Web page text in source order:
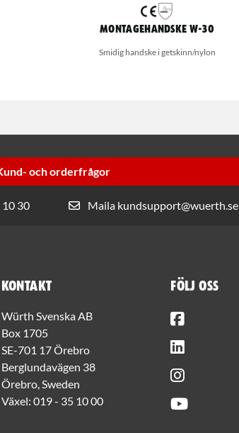
Montagehandske W-30
Smidig handske i getskinn/nylon
och orderfrågor
30 Maila kundsupport@wuerth.se
Kontakt
Würth Svenska AB
Box 1705
SE-701 17 Örebro
Berglundavägen 38
Örebro, Sweden
Växel: 019 - 35 10 00
Följ oss